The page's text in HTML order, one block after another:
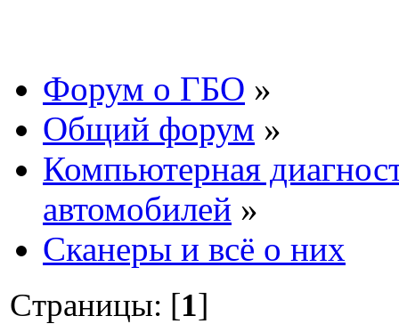
Форум о ГБО »
Общий форум »
Компьютерная
автомобилей »
Сканеры и всё о них
Страницы: [1]